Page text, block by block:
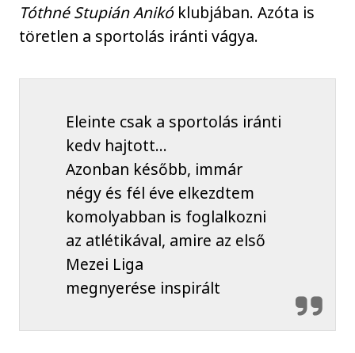
Tóthné Stupián Anikóklubjában. Azóta is
töretlen a sportolás iránti vágya.
Eleinte csak a sportolás iránti
kedv hajtott...
Azonban később, immár
négy és fél éve elkezdtem
komolyabban is foglalkozni
az atlétikával, amire az első
Mezei Liga
megnyerése inspirált